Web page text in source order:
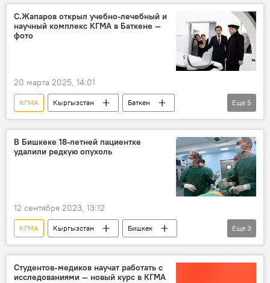
медицина
Министерство здравоохранения КР
С.Жапаров открыл учебно-лечебный и
научный комплекс КГМА в Баткене —
фото
20 марта 2025, 14:01
КГМА Кыргызстан
Баткен
комплекс
открытие
Садыр Жапаров
фото
Еще 5
В Бишкеке 18-летней пациентке
удалили редкую опухоль
12 сентября 2023, 13:12
КГМА Кыргызстан
Бишкек
удаление
опухоль операция
Еще 3
Студентов-медиков научат работать с
исследованиями — новый курс в КГМА